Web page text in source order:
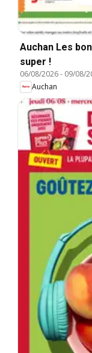
Auchan Les
super !
06/08/2026- 09/08/
Auchan